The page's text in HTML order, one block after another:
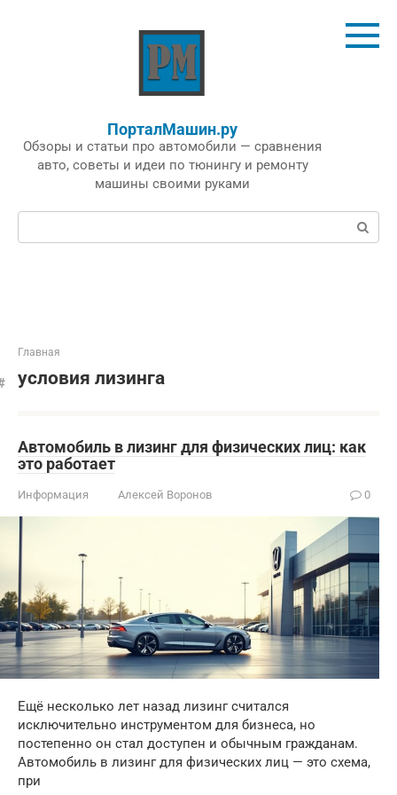
ПорталМашин.ру
Обзоры и статьи про автомобили — сравнения
авто, советы и идеи по тюнингу и ремонту
машины своими руками
Поиск:
Главная
условия лизинга
Автомобиль в лизинг для физических лиц: как
это работает
Информация Алексей Воронов 0
Ещё несколько лет назад лизинг считался
исключительно инструментом для бизнеса, но
постепенно он стал доступен и обычным гражданам.
Автомобиль в лизинг для физических лиц — это схема,
при